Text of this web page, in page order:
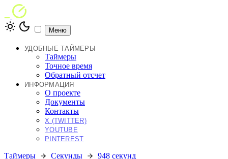
Меню
УДОБНЫЕ ТАЙМЕРЫ
Таймеры
Точное время
Обратный отсчет
ИНФОРМАЦИЯ
О проекте
Документы
Контакты
X (TWITTER)
YOUTUBE
PINTEREST
Таймеры Секунды 948 секунд